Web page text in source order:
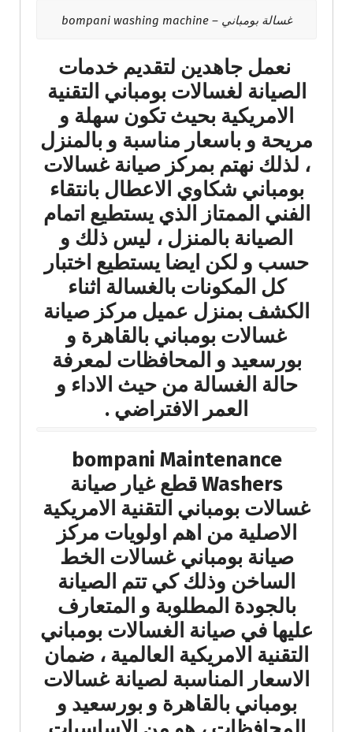
غسالة بومباني – bompani washing machine
نعمل جاهدين لتقديم خدمات
الصيانة لغسالات بومباني التقنية
الامريكية بحيث تكون سهلة و
مريحة و باسعار مناسبة و بالمنزل
، لذلك نهتم بمركز صيانة غسالات
بومباني شكاوي الاعطال بانتقاء
الفني الممتاز الذي يستطيع اتمام
الصيانة بالمنزل ، ليس ذلك و
حسب و لكن ايضا يستطيع اختبار
كل المكونات بالغسالة اثناء
الكشف بمنزل عميل مركز صيانة
غسالات بومباني بالقاهرة و
بورسعيد و المحافظات لمعرفة
حالة الغسالة من حيث الاداء و
العمر الافتراضي .
bompani Maintenance
Washers قطع غيار صيانة
غسالات بومباني التقنية الامريكية
الاصلية من اهم اولويات مركز
صيانة بومباني غسالات الخط
الساخن وذلك كي تتم الصيانة
بالجودة المطلوبة و المتعارف
عليها في صيانة الغسالات بومباني
التقنية الامريكية العالمية ، ضمان
الاسعار المناسبة لصيانة غسالات
بومباني بالقاهرة و بورسعيد و